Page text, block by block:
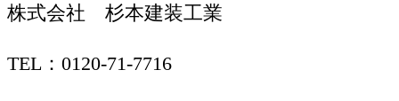
株式会社 杉本建装工業
TEL：0120-71-7716